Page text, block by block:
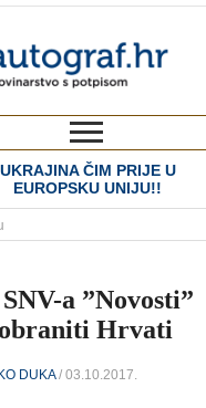
UKRAJINA ČIM PRIJE U
EUROPSKU UNIJU!!
a ”Novosti”
Hrvati
DUKA/ 03.10.2017.